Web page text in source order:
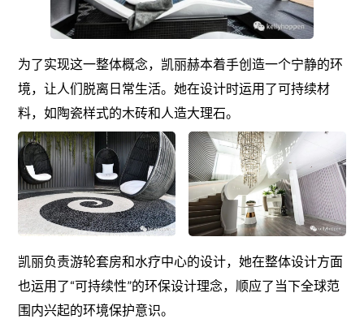
为了实现这一整体概念，凯丽赫本着手创造一个宁静的环
境，让人们脱离日常生活。她在设计时运用了可持续材
料，如陶瓷样式的木砖和人造大理石。
凯丽负责游轮套房和水疗中心的设计，她在整体设计方面
也运用了“可持续性”的环保设计理念，顺应了当下全球范
围内兴起的环境保护意识。